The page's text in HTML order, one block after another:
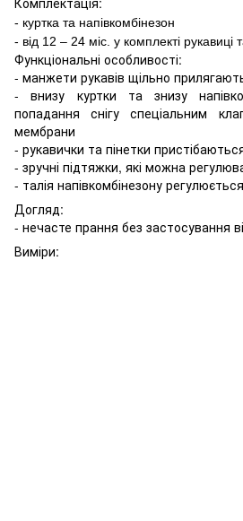
- куртка та напівкомбінезон
- від 12 – 24 міс. у комплекті рукавиці
Функціональні особливості:
- манжети рукавів щільно
- внизу куртки та знизу
попадання снігу спеціальним
мембрани
- рукавички та пінетки
- зручні підтяжки, які можна
- талія напівкомбінезону
Догляд:
- нечасте прання без застосування
Виміри: